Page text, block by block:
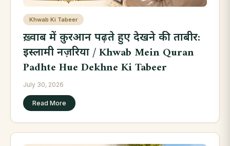
Khwab Ki Tabeer
ख़्वाब में क़ुरआन पढ़ते हुए देखने की ताबीर:
इस्लामी नज़रिया / Khwab Mein Quran
Padhte Hue Dekhne Ki Tabeer
July 30, 2026
Read More